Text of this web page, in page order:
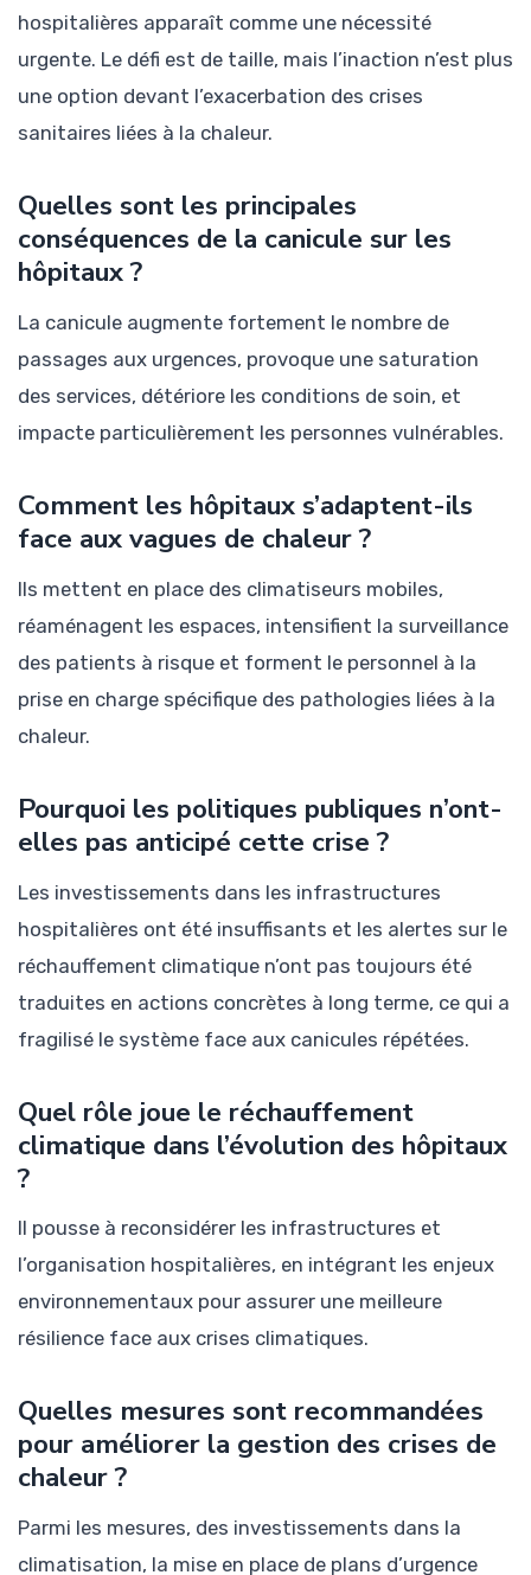
hospitalières apparaît comme une nécessité
urgente. Le défi est de taille, mais l’inaction n’est plus
une option devant l’exacerbation des crises
sanitaires liées à la chaleur.
Quelles sont les principales
conséquences de la canicule sur les
hôpitaux ?
La canicule augmente fortement le nombre de
passages aux urgences, provoque une saturation
des services, détériore les conditions de soin, et
impacte particulièrement les personnes vulnérables.
Comment les hôpitaux s’adaptent-ils
face aux vagues de chaleur ?
Ils mettent en place des climatiseurs mobiles,
réaménagent les espaces, intensifient la surveillance
des patients à risque et forment le personnel à la
prise en charge spécifique des pathologies liées à la
chaleur.
Pourquoi les politiques publiques n’ont-
elles pas anticipé cette crise ?
Les investissements dans les infrastructures
hospitalières ont été insuffisants et les alertes sur le
réchauffement climatique n’ont pas toujours été
traduites en actions concrètes à long terme, ce qui a
fragilisé le système face aux canicules répétées.
Quel rôle joue le réchauffement
climatique dans l’évolution des hôpitaux
?
Il pousse à reconsidérer les infrastructures et
l’organisation hospitalières, en intégrant les enjeux
environnementaux pour assurer une meilleure
résilience face aux crises climatiques.
Quelles mesures sont recommandées
pour améliorer la gestion des crises de
chaleur ?
Parmi les mesures, des investissements dans la
climatisation, la mise en place de plans d’urgence